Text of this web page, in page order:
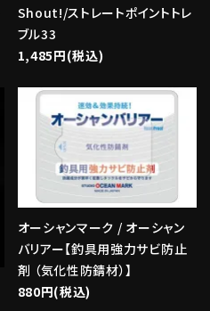
Shout!/ストレートポイントトレ
ブル33
1,485円(税込)
オーシャンマーク / オーシャン
バリアー【釣具用強力サビ防止
剤 （気化性防錆材）】
880円(税込)